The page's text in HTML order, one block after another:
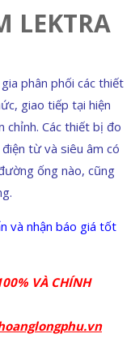
LEKTRA
phân phối các thiết
giao tiếp tại hiện
chỉnh. Các thiết bị đo
từ và siêu âm có
ống nào, cũng
và nhận báo giá tốt
VÀ CHÍNH